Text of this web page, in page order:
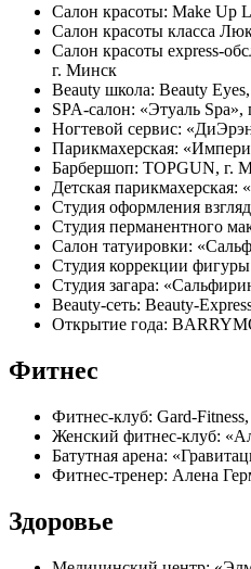
Салон красоты: Make Up
Салон красоты класса
Салон красоты express-
г. Минск
Beauty школа: Beauty
SPA-салон: «Этуаль
Ногтевой сервис:
Парикмахерская:
Барбершоп: TOPGUN, г.
Детская парикмахерская:
Студия оформления
Студия перманентного
Салон татуировки:
Студия коррекции
Студия загара:
Beauty-сеть: Beauty-
Открытие года:
Фитнес
Фитнес-клуб: Gard-
Женский фитнес-клуб:
Батутная арена:
Фитнес-тренер: Алена
Здоровье